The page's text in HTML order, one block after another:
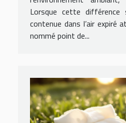
Lorsque cette différence
contenue dans l’air expiré
nommé point de...